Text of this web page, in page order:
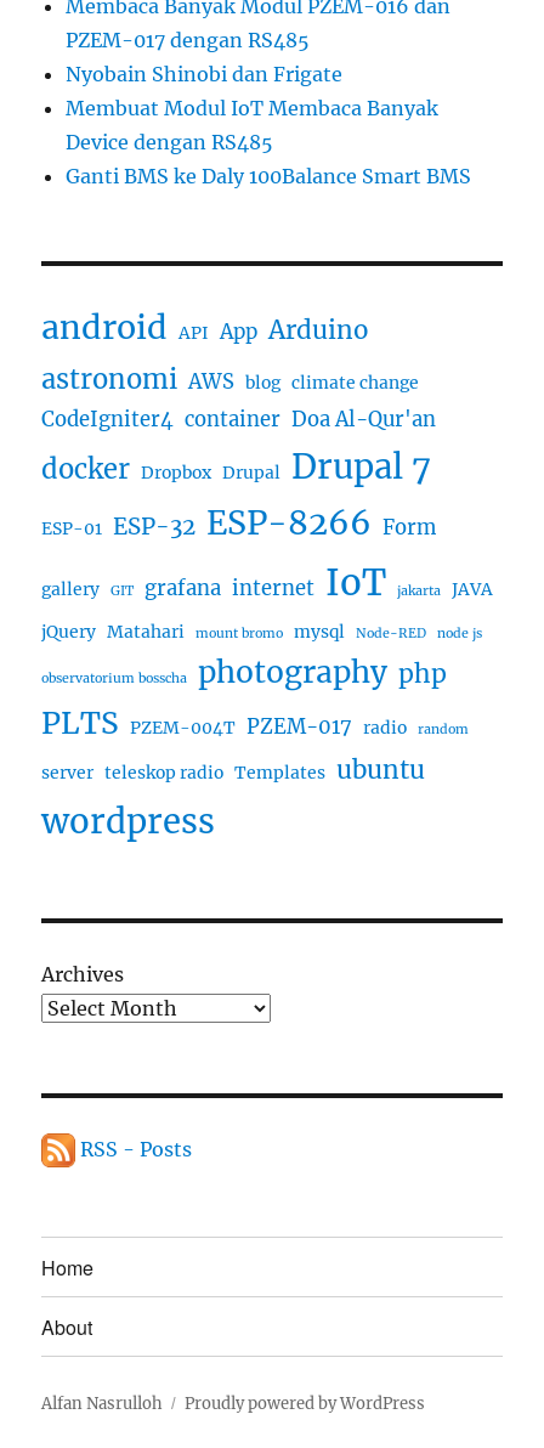
Membaca Banyak Modul PZEM-016 dan
PZEM-017 dengan RS485
Nyobain Shinobi dan Frigate
Membuat Modul IoT Membaca Banyak
Device dengan RS485
Ganti BMS ke Daly 100Balance Smart BMS
android API App Arduino
astronomi AWS blog climate change
CodeIgniter4 container Doa Al-Qur'an
docker Dropbox Drupal Drupal 7
ESP-01 ESP-32 ESP-8266 Form
gallery GIT grafana internet IoT jakarta
JAVA
jQuery Matahari mount bromo mysql Node-RED node js
observatorium bosscha photography php
PLTS PZEM-004T PZEM-017 radio random
server teleskop radio Templates ubuntu
wordpress
Archives
RSS - Posts
Home
About
Alfan Nasrulloh Proudly powered by WordPress